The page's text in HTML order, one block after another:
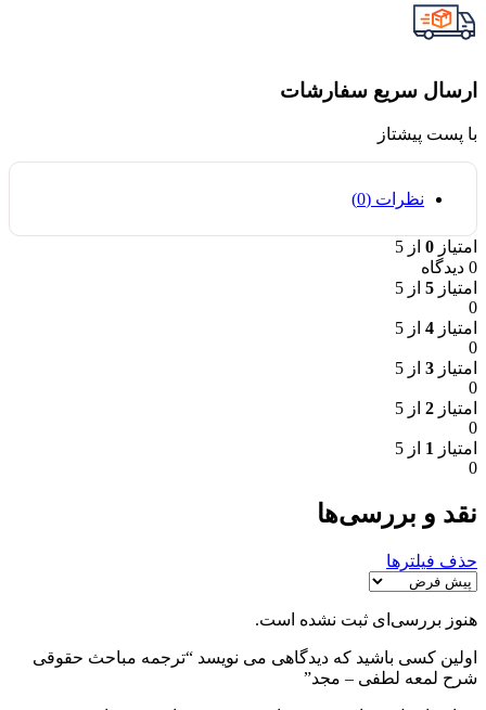
ارسال سریع سفارشات
با پست پیشتاز
نظرات (0)
امتیاز 0 از 5
0 دیدگاه
امتیاز 5 از 5
0
امتیاز 4 از 5
0
امتیاز 3 از 5
0
امتیاز 2 از 5
0
امتیاز 1 از 5
0
نقد و بررسی‌ها
حذف فیلترها
هنوز بررسی‌ای ثبت نشده است.
اولین کسی باشید که دیدگاهی می نویسد “ترجمه مباحث حقوقی
شرح لمعه لطفی – مجد”